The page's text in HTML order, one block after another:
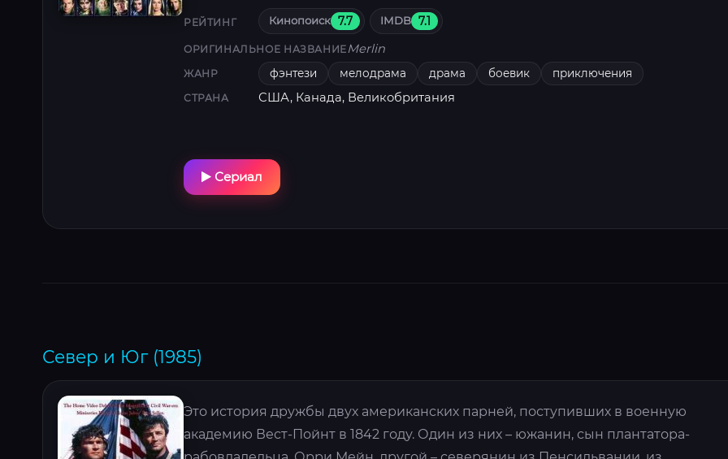
РЕЙТИНГ Кинопоиск 7.7 IMDB 7.1
ОРИГИНАЛЬНОЕ НАЗВАНИЕMerlin
ЖАНР фэнтези мелодрама драма боевик приключения
СТРАНА США, Канада, Великобритания
Сериал
Север и Юг (1985)
Это история дружбы двух американских парней, поступивших в военную
академию Вест-Пойнт в 1842 году. Один из них – южанин, сын плантатора-